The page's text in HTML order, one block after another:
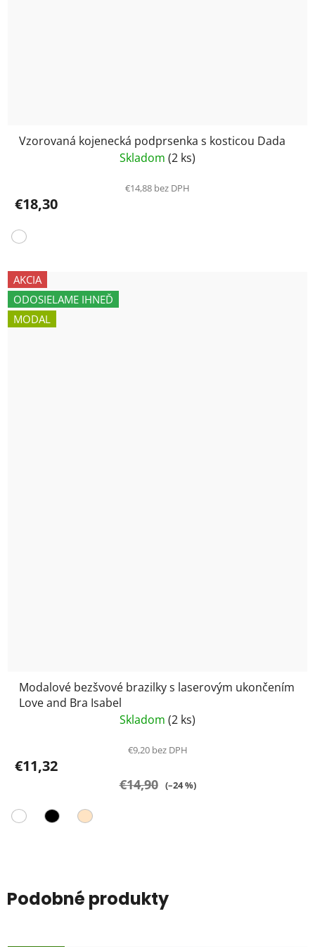
Vzorovaná kojenecká podprsenka s kosticou Dada
Skladom (2 ks)
€14,88 bez DPH
€18,30
AKCIA
ODOSIELAME IHNEĎ
MODAL
Modalové bezšvové brazilky s laserovým ukončením
Love and Bra Isabel
Skladom (2 ks)
€9,20 bez DPH
€11,32
€14,90 (–24 %)
Podobné produkty